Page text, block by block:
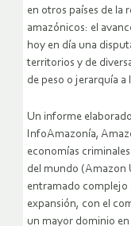
en otros países de la
amazónicos: el
hoy en día una
territorios y de
de peso o jerarquía a
Un informe
InfoAmazonía,
economías
del mundo (Amazon
entramado complejo
expansión, con el
un mayor dominio